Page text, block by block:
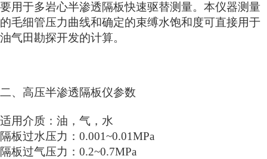
要用于多岩心半渗透隔板快速驱替测量。本仪器测量
的毛细管压力曲线和确定的束缚水饱和度可直接用于
油气田勘探开发的计算。
二、高压半渗透隔板仪参数
适用介质：油，气，水
隔板过水压力：0.001~0.01MPa
隔板过气压力：0.2~0.7MPa